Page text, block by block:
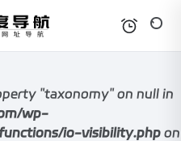
"taxonomy" on null in
wp-
io-visibility.php on